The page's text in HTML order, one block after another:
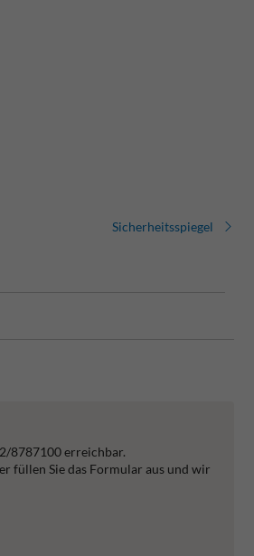
Sicherheitsspiegel
8787100 erreichbar.
füllen Sie das Formular aus und wir